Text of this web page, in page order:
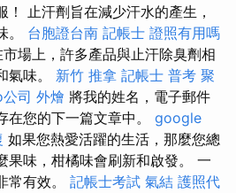
止汗劑旨在減少汗水的產生，
。 台胞證台南 記帳士 證照有用嗎
市場上，許多產品與止汗除臭劑相
氣味。 新竹 推拿 記帳士 普考 聚
司 外燴 將我的姓名，電子郵件
在您的下一篇文章中。 google
如果您熱愛活躍的生活，那麼您總
果味，柑橘味會刷新和啟發。 一
常有效。 記帳士考試 氣結 護照代